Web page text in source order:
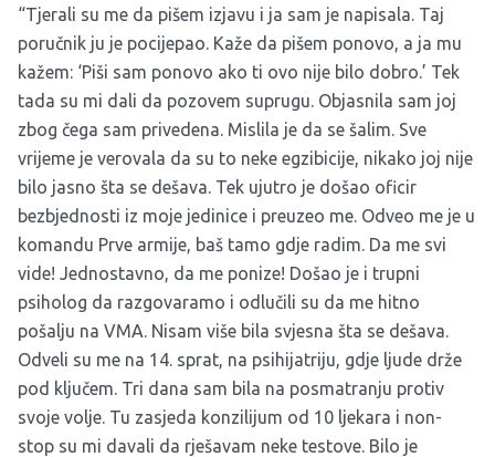
“Tjerali su me da pišem izjavu i ja sam je napisala. Taj
poručnik ju je pocijepao. Kaže da pišem ponovo, a ja mu
kažem: ‘Piši sam ponovo ako ti ovo nije bilo dobro.’ Tek
tada su mi dali da pozovem suprugu. Objasnila sam joj
zbog čega sam privedena. Mislila je da se šalim. Sve
vrijeme je verovala da su to neke egzibicije, nikako joj nije
bilo jasno šta se dešava. Tek ujutro je došao oficir
bezbjednosti iz moje jedinice i preuzeo me. Odveo me je u
komandu Prve armije, baš tamo gdje radim. Da me svi
vide! Jednostavno, da me ponize! Došao je i trupni
psiholog da razgovaramo i odlučili su da me hitno
pošalju na VMA. Nisam više bila svjesna šta se dešava.
Odveli su me na 14. sprat, na psihijatriju, gdje ljude drže
pod ključem. Tri dana sam bila na posmatranju protiv
svoje volje. Tu zasjeda konzilijum od 10 ljekara i non-
stop su mi davali da rješavam neke testove. Bilo je